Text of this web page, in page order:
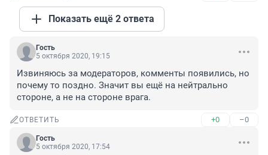
Показать ещё 2 ответа
Гость
5 октября 2020, 19:15
Извиняюсь за модераторов, комменты появились, но
почему то поздно. Значит вы ещё на нейтрально
стороне, а не на стороне врага.
ОТВЕТИТЬ +0 –0
Гость
5 октября 2020, 17:54